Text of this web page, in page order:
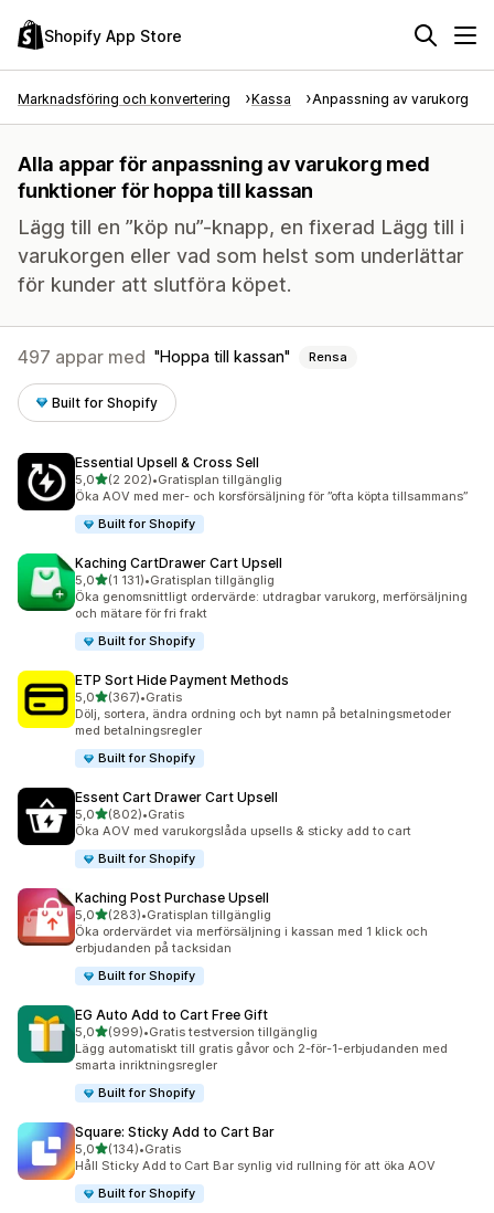
Shopify App Store
Marknadsföring och konvertering Kassa Anpassning av varukorg
Alla appar för anpassning av varukorg med
funktioner för hoppa till kassan
Lägg till en ”köp nu”-knapp, en fixerad Lägg till i
varukorgen eller vad som helst som underlättar
för kunder att slutföra köpet.
497 appar med Hoppa till kassan Rensa
Built for Shopify
Essential Upsell & Cross Sell
5,0av 5 stjärnor
(2 202)
2202 recensioner totalt
•Gratisplan tillgänglig
Öka AOV med mer- och korsförsäljning för ”ofta köpta tillsammans”
Built for Shopify
Kaching CartDrawer Cart Upsell
5,0av 5 stjärnor
(1 131)
1131 recensioner totalt
•Gratisplan tillgänglig
Öka genomsnittligt ordervärde: utdragbar varukorg, merförsäljning
och mätare för fri frakt
Built for Shopify
ETP Sort Hide Payment Methods
5,0av 5 stjärnor
(367)
367 recensioner totalt
•Gratis
Dölj, sortera, ändra ordning och byt namn på betalningsmetoder
med betalningsregler
Built for Shopify
Essent Cart Drawer Cart Upsell
5,0av 5 stjärnor
(802)
802 recensioner totalt
•Gratis
Öka AOV med varukorgslåda upsells & sticky add to cart
Built for Shopify
Kaching Post Purchase Upsell
5,0av 5 stjärnor
(283)
283 recensioner totalt
•Gratisplan tillgänglig
Öka ordervärdet via merförsäljning i kassan med 1 klick och
erbjudanden på tacksidan
Built for Shopify
EG Auto Add to Cart Free Gift
5,0av 5 stjärnor
(999)
999 recensioner totalt
•Gratis testversion tillgänglig
Lägg automatiskt till gratis gåvor och 2-för-1-erbjudanden med
smarta inriktningsregler
Built for Shopify
Square: Sticky Add to Cart Bar
5,0av 5 stjärnor
(134)
134 recensioner totalt
•Gratis
Håll Sticky Add to Cart Bar synlig vid rullning för att öka AOV
Built for Shopify